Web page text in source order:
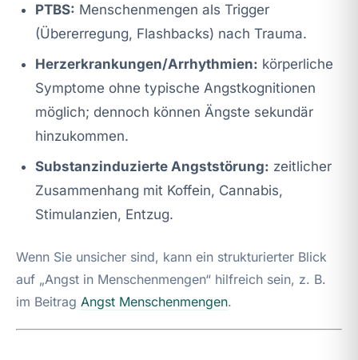
PTBS: Menschenmengen als Trigger
(Übererregung, Flashbacks) nach Trauma.
Herzerkrankungen/Arrhythmien: körperliche
Symptome ohne typische Angstkognitionen
möglich; dennoch können Ängste sekundär
hinzukommen.
Substanzinduzierte Angststörung: zeitlicher
Zusammenhang mit Koffein, Cannabis,
Stimulanzien, Entzug.
Wenn Sie unsicher sind, kann ein strukturierter Blick
auf „Angst in Menschenmengen“ hilfreich sein, z. B.
im Beitrag Angst Menschenmengen.